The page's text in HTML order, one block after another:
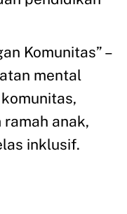
Komunitas” –
mental
anak,
inklusif.